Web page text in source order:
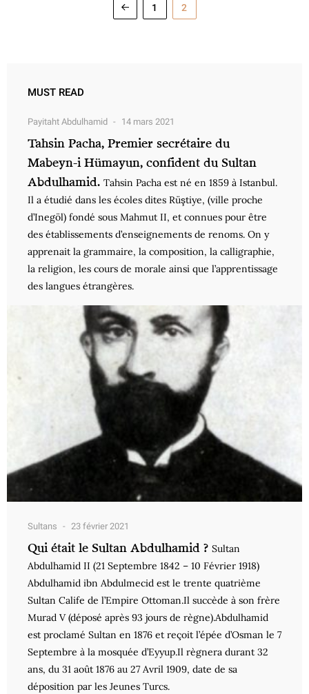
1 2
MUST READ
Payitaht Abdulhamid 14 mars 2021
Tahsin Pacha, Premier secrétaire du
Mabeyn-i Hümayun, confident du Sultan
Abdulhamid. Tahsin Pacha est né en 1859 à Istanbul.
Il a étudié dans les écoles dites Rüştiye, (ville proche
d’Inegöl) fondé sous Mahmut II, et connues pour être
des établissements d’enseignements de renoms. On y
apprenait la grammaire, la composition, la calligraphie,
la religion, les cours de morale ainsi que l’apprentissage
des langues étrangères.
Sultans 23 février 2021
Qui était le Sultan Abdulhamid ? Sultan
Abdulhamid II (21 Septembre 1842 – 10 Février 1918)
Abdulhamid ibn Abdulmecid est le trente quatrième
Sultan Calife de l’Empire Ottoman.Il succède à son frère
Murad V (déposé après 93 jours de règne).Abdulhamid
est proclamé Sultan en 1876 et reçoit l’épée d’Osman le 7
Septembre à la mosquée d’Eyyup.Il règnera durant 32
ans, du 31 août 1876 au 27 Avril 1909, date de sa
déposition par les Jeunes Turcs.